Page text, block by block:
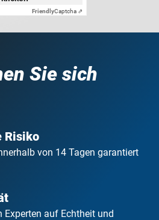
FriendlyCaptcha ⇗
Sie sich
Risiko
von 14 Tagen garantiert
Experten auf Echtheit und